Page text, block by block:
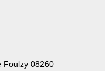
Foulzy 08260